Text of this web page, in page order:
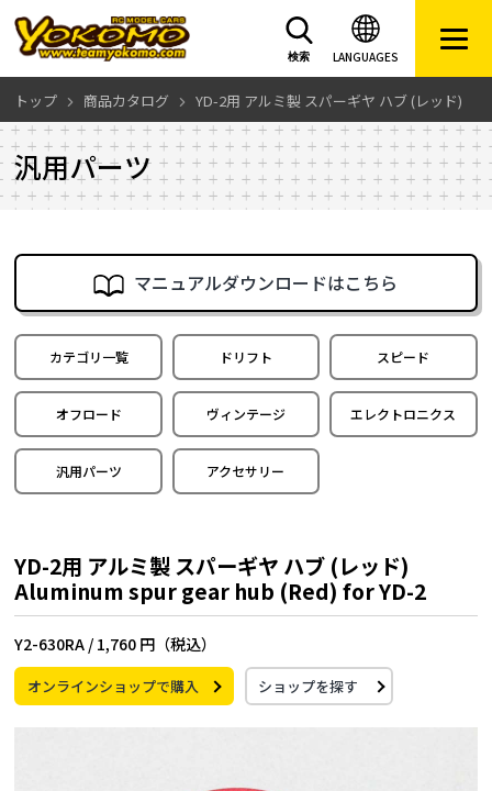
LANGUAGES
検索
トップ 商品カタログ YD-2用 アルミ製 スパーギヤ ハブ (レッド)
汎用パーツ
マニュアルダウンロードはこちら
カテゴリ一覧 ドリフト スピード
オフロード ヴィンテージ エレクトロニクス
汎用パーツ アクセサリー
YD-2用 アルミ製 スパーギヤ ハブ (レッド)
Aluminum spur gear hub (Red) for YD-2
Y2-630RA / 1,760 円（税込）
オンラインショップで購入 ショップを探す